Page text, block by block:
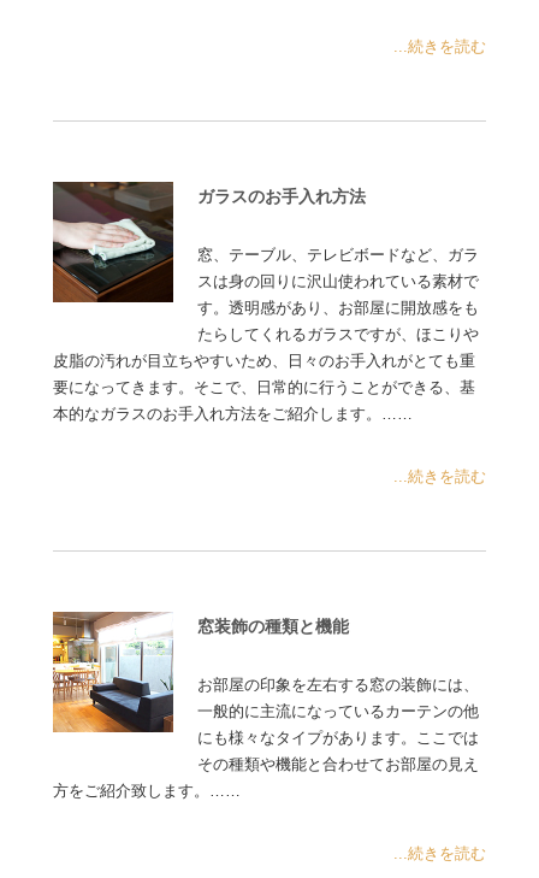
...続きを読む
ガラスのお手入れ方法
窓、テーブル、テレビボードなど、ガラ
スは身の回りに沢山使われている素材で
す。透明感があり、お部屋に開放感をも
たらしてくれるガラスですが、ほこりや
皮脂の汚れが目立ちやすいため、日々のお手入れがとても重
要になってきます。そこで、日常的に行うことができる、基
本的なガラスのお手入れ方法をご紹介します。……
...続きを読む
窓装飾の種類と機能
お部屋の印象を左右する窓の装飾には、
一般的に主流になっているカーテンの他
にも様々なタイプがあります。ここでは
その種類や機能と合わせてお部屋の見え
方をご紹介致します。……
...続きを読む